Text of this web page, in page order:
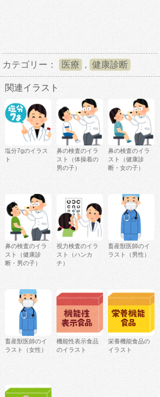
カテゴリー： 医療 , 健康診断
関連イラスト
塩分7gのイラス
ト
鼻の検査のイラ
スト（体操着の
男の子）
鼻の検査のイラ
スト（健康診
断・女の子）
鼻の検査のイラ
スト（健康診
断・男の子）
視力検査のイラ
スト（ハンカ
チ）
畜産獣医師のイ
ラスト（男性）
畜産獣医師のイ
ラスト（女性）
機能性表示食品
のイラスト
栄養機能食品の
イラスト